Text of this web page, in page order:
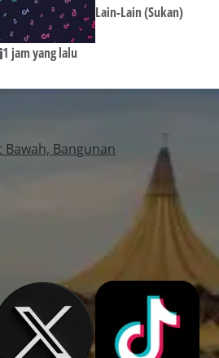
Lain-Lain (Sukan)
1 jam yang lalu
Bawah, Bangunan